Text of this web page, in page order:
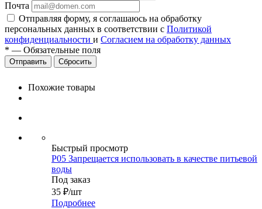
Почта
Отправляя форму, я соглашаюсь на обработку
персональных данных в соответствии с Политикой
конфиденциальности и Согласием на обработку данных
* — Обязательные поля
Сбросить
Похожие товары
Быстрый просмотр
P05 Запрещается использовать в качестве питьевой
воды
Под заказ
35 ₽/шт
Подробнее